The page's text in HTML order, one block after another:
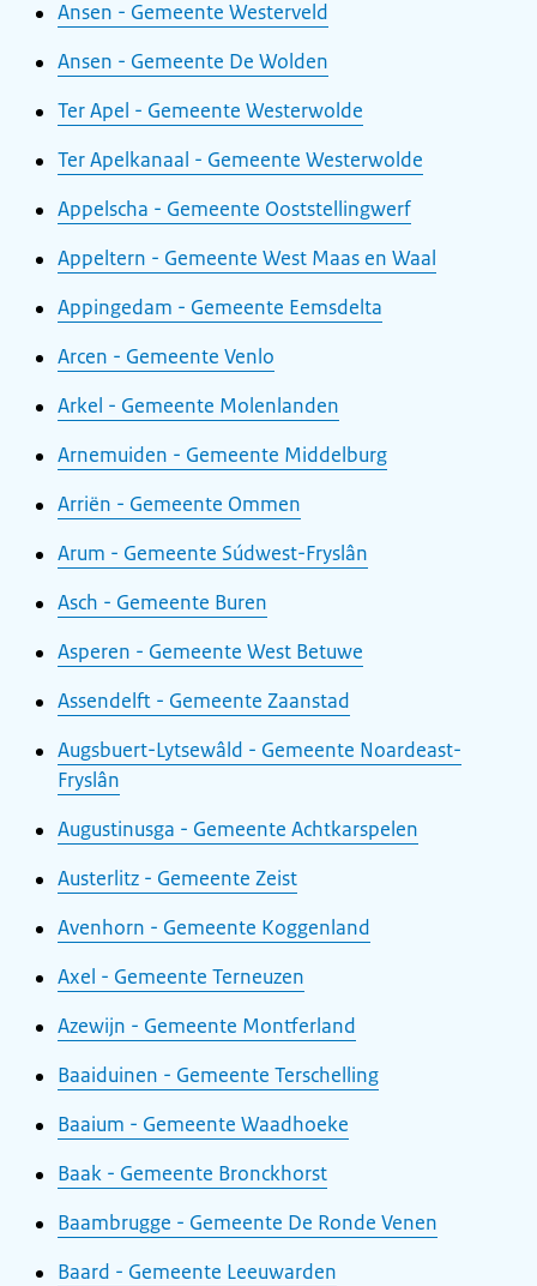
Ansen - Gemeente Westerveld
Ansen - Gemeente De Wolden
Ter Apel - Gemeente Westerwolde
Ter Apelkanaal - Gemeente Westerwolde
Appelscha - Gemeente Ooststellingwerf
Appeltern - Gemeente West Maas en Waal
Appingedam - Gemeente Eemsdelta
Arcen - Gemeente Venlo
Arkel - Gemeente Molenlanden
Arnemuiden - Gemeente Middelburg
Arriën - Gemeente Ommen
Arum - Gemeente Súdwest-Fryslân
Asch - Gemeente Buren
Asperen - Gemeente West Betuwe
Assendelft - Gemeente Zaanstad
Augsbuert-Lytsewâld - Gemeente Noardeast-
Fryslân
Augustinusga - Gemeente Achtkarspelen
Austerlitz - Gemeente Zeist
Avenhorn - Gemeente Koggenland
Axel - Gemeente Terneuzen
Azewijn - Gemeente Montferland
Baaiduinen - Gemeente Terschelling
Baaium - Gemeente Waadhoeke
Baak - Gemeente Bronckhorst
Baambrugge - Gemeente De Ronde Venen
Baard - Gemeente Leeuwarden